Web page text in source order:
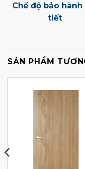
Chế độ bảo hành
tiết
SẢN PHẨM